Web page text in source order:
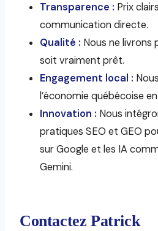
Transparence : Prix
communication directe.
Qualité : Nous ne livrons
soit vraiment prêt.
Engagement local :
l’économie québécoise
Innovation : Nous
pratiques SEO et GEO
sur Google et les IA
Gemini.
Contactez Patrick